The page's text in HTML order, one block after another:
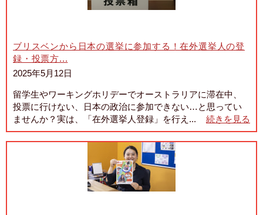
ブリスベンから日本の選挙に参加する！在外選挙人の登
録・投票方...
2025年5月12日
留学生やワーキングホリデーでオーストラリアに滞在中、
投票に行けない、日本の政治に参加できない…と思ってい
ませんか？実は、「在外選挙人登録」を行え...
続きを見る